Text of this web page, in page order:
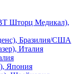
Шторц Медикал),
Бразилия/США
Италия
Япония